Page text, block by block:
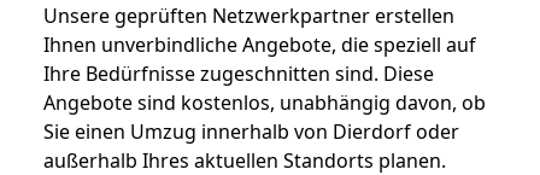
Unsere geprüften Netzwerkpartner erstellen
Ihnen unverbindliche Angebote, die speziell auf
Ihre Bedürfnisse zugeschnitten sind. Diese
Angebote sind kostenlos, unabhängig davon, ob
Sie einen Umzug innerhalb von Dierdorf oder
außerhalb Ihres aktuellen Standorts planen.